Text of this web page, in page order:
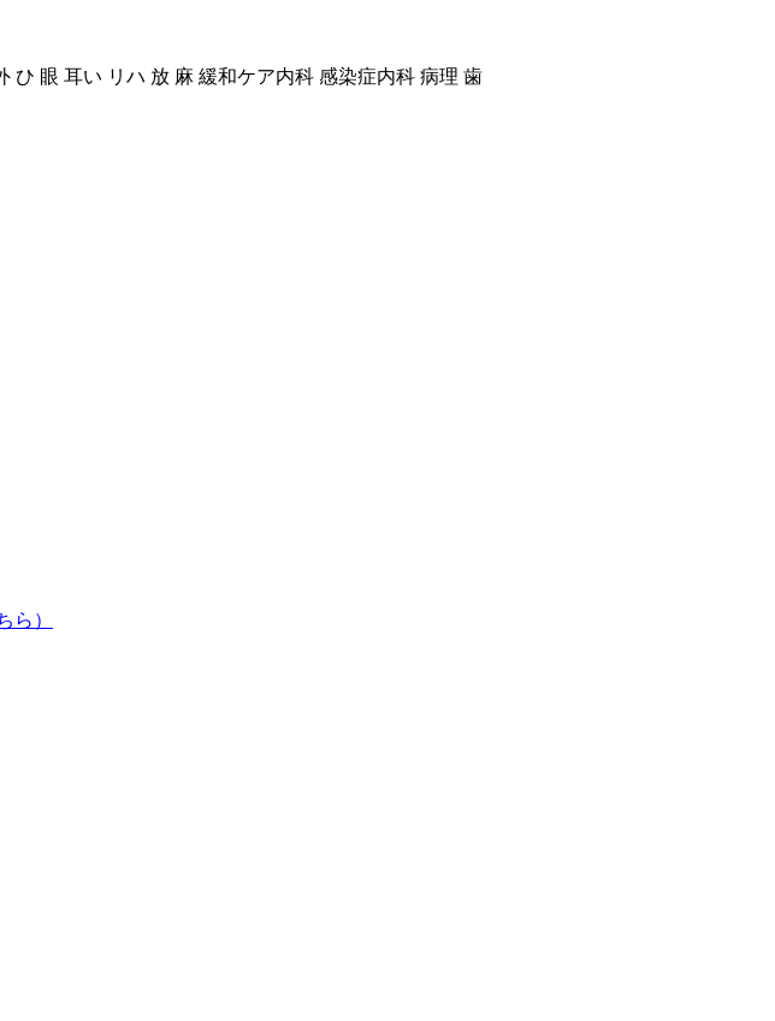
ひ 眼 耳い リハ 放 麻 緩和ケア内科 感染症内科 病理 歯
ら）